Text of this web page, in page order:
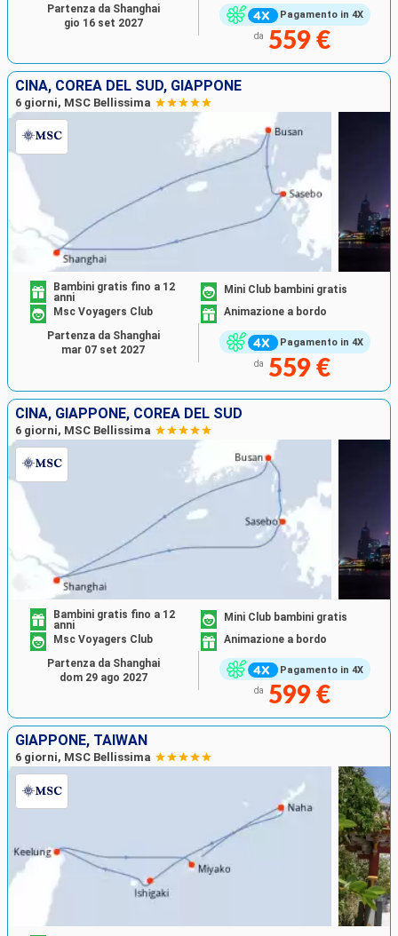
Pagamento in 4X
da 559 €
Partenza da Shanghai
gio 16 set 2027
CINA, COREA DEL SUD, GIAPPONE
6 giorni, MSC Bellissima
Pagamento in 4X
Bambini gratis fino a 12
anni
Mini Club bambini gratis
Msc Voyagers Club
Animazione a bordo
da 559 €
Partenza da Shanghai
mar 07 set 2027
CINA, GIAPPONE, COREA DEL SUD
6 giorni, MSC Bellissima
Pagamento in 4X
Bambini gratis fino a 12
anni
Mini Club bambini gratis
Msc Voyagers Club
Animazione a bordo
da 599 €
Partenza da Shanghai
dom 29 ago 2027
GIAPPONE, TAIWAN
6 giorni, MSC Bellissima